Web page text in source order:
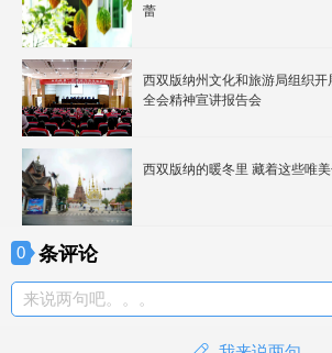
蕾
西双版纳州文化和旅游局组织开
全会精神宣讲报告会
西双版纳的暖冬里 藏着这
0 条评论
来说两句吧。。。